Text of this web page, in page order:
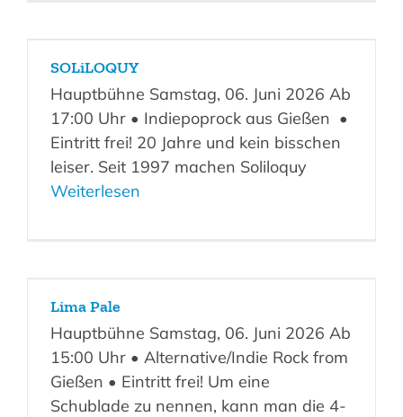
SOLiLOQUY
Hauptbühne Samstag, 06. Juni 2026 Ab
17:00 Uhr • Indiepoprock aus Gießen •
Eintritt frei! 20 Jahre und kein bisschen
leiser. Seit 1997 machen Soliloquy
Weiterlesen
Lima Pale
Hauptbühne Samstag, 06. Juni 2026 Ab
15:00 Uhr • Alternative/Indie Rock from
Gießen • Eintritt frei! Um eine
Schublade zu nennen, kann man die 4-